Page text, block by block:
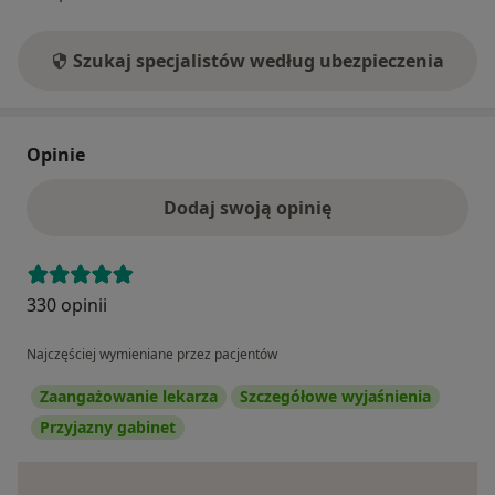
Szukaj specjalistów według ubezpieczenia
Opinie
Dodaj swoją opinię
330 opinii
Najczęściej wymieniane przez pacjentów
Zaangażowanie lekarza
Szczegółowe wyjaśnienia
Przyjazny gabinet